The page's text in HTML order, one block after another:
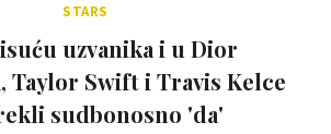
STARS
uzvanika i u Dior
Taylor Swift i Travis Kelce
sudbonosno 'da'